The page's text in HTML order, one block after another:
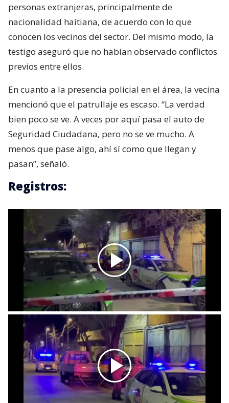
personas extranjeras, principalmente de
nacionalidad haitiana, de acuerdo con lo que
conocen los vecinos del sector. Del mismo modo, la
testigo aseguró que no habían observado conflictos
previos entre ellos.
En cuanto a la presencia policial en el área, la vecina
mencionó que el patrullaje es escaso. “La verdad
bien poco se ve. A veces por aquí pasa el auto de
Seguridad Ciudadana, pero no se ve mucho. A
menos que pase algo, ahí sí como que llegan y
pasan”, señaló.
Registros: